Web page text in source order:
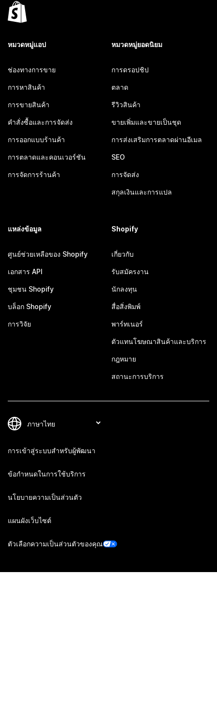
หมวดหมู่แอป
ช่องทางการขาย
การหาสินค้า
การขายสินค้า
คำสั่งซื้อและการจัดส่ง
การออกแบบร้านค้า
การตลาดและคอนเวอร์ชัน
การจัดการร้านค้า
หมวดหมู่ยอดนิยม
การดรอปชิป
ตลาด
รีวิวสินค้า
ขายเพิ่มและขายเป็นชุด
การส่งเสริมการตลาดผ่านอีเมล
SEO
การจัดส่ง
สกุลเงินและการแปล
แหล่งข้อมูล
ศูนย์ช่วยเหลือของ Shopify
เอกสาร API
ชุมชน Shopify
บล็อก Shopify
การวิจัย
Shopify
เกี่ยวกับ
รับสมัครงาน
นักลงทุน
สื่อสิ่งพิมพ์
พาร์ทเนอร์
ตัวแทนโฆษณาสินค้าและบริการ
กฎหมาย
สถานะการบริการ
การเข้าสู่ระบบสำหรับผู้พัฒนา
ข้อกำหนดในการใช้บริการ
นโยบายความเป็นส่วนตัว
แผนผังเว็บไซต์
ตัวเลือกความเป็นส่วนตัวของคุณ